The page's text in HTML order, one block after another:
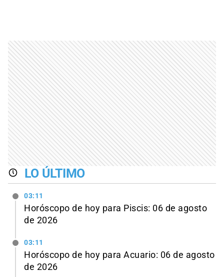
LO ÚLTIMO
03:11
Horóscopo de hoy para Piscis: 06 de agosto
de 2026
03:11
Horóscopo de hoy para Acuario: 06 de agosto
de 2026